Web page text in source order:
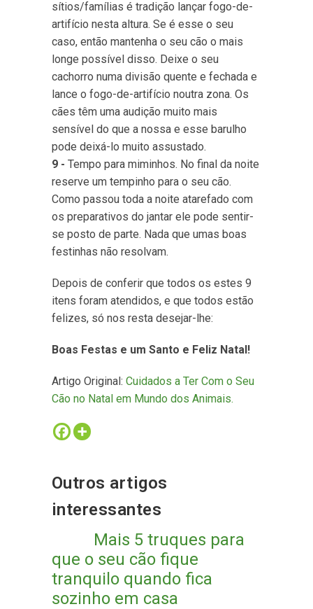
sítios/famílias é tradição lançar fogo-de-
artifício nesta altura. Se é esse o seu
caso, então mantenha o seu cão o mais
longe possível disso. Deixe o seu
cachorro numa divisão quente e fechada e
lance o fogo-de-artifício noutra zona. Os
cães têm uma audição muito mais
sensível do que a nossa e esse barulho
pode deixá-lo muito assustado.
9 - Tempo para miminhos. No final da noite
reserve um tempinho para o seu cão.
Como passou toda a noite atarefado com
os preparativos do jantar ele pode sentir-
se posto de parte. Nada que umas boas
festinhas não resolvam.
Depois de conferir que todos os estes 9
itens foram atendidos, e que todos estão
felizes, só nos resta desejar-lhe:
Boas Festas e um Santo e Feliz Natal!
Artigo Original: Cuidados a Ter Com o Seu
Cão no Natal em Mundo dos Animais.
Outros artigos
interessantes
Mais 5 truques para
que o seu cão fique
tranquilo quando fica
sozinho em casa